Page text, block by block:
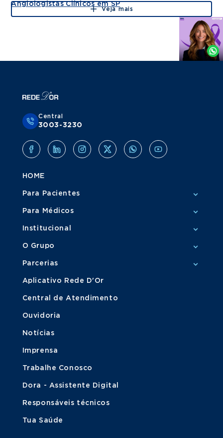
Angiologistas Clínicos em SP
Veja mais
Agende
Whatsapp
Central
3003-3230
HOME
Para Pacientes
Para Médicos
Institucional
O Grupo
Parcerias
Aplicativo Rede D'Or
Central de Atendimento
Ouvidoria
Notícias
Imprensa
Trabalhe Conosco
Dora - Assistente Digital
Responsáveis técnicos
Tua Saúde